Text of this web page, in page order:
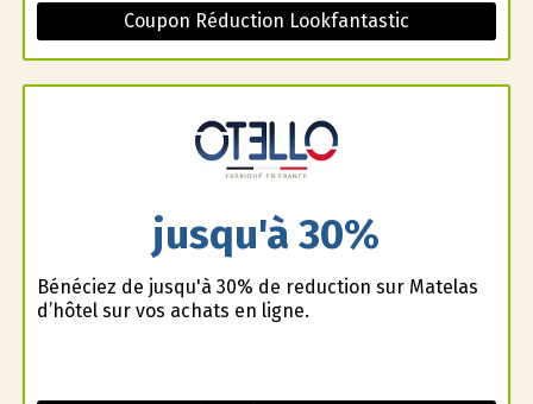
Coupon Réduction Lookfantastic
jusqu'à 30%
Bénéficiez de jusqu'à 30% de reduction sur Matelas
d’hôtel sur vos achats en ligne.